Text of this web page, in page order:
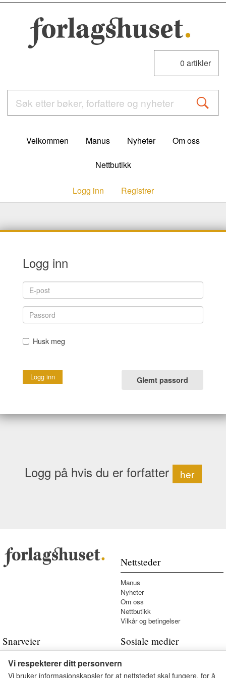
0 artikler
Velkommen Manus Nyheter Om oss
Nettbutikk
Logg inn Registrer
Logg inn
Husk meg
Glemt passord
Logg på hvis du er forfatter her
Nettsteder
Manus
Nyheter
Om oss
Nettbutikk
Vilkår og betingelser
Snarveier
Kontakt oss
Sosiale medier
Vi respekterer ditt personvern
Vi bruker informasjonskapsler for at nettstedet skal fungere, for å